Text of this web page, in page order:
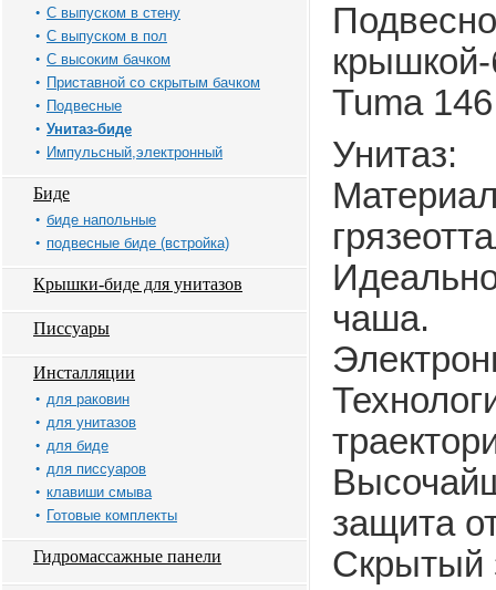
С выпуском в стену
С выпуском в пол
С высоким бачком
Приставной со скрытым бачком
Подвесные
Унитаз-биде
Импульсный,электронный
Биде
биде напольные
подвесные биде (встройка)
Крышки-биде для унитазов
Писсуары
Инсталляции
для раковин
для унитазов
для биде
для писсуаров
клавиши смыва
Готовые комплекты
Гидромассажные панели
Tuma
Унитаз:
чаша.
защита
Скрытый